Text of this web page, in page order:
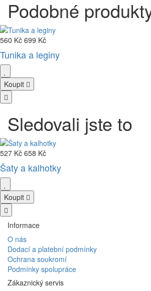
Podobné
560 Kč 699 Kč
Tunika a leginy
Koupit
Sledovali jste to
527 Kč 658 Kč
Šaty a kalhotky
Koupit
Informace
O nás
Dodací a platební podmínky
Ochrana soukromí
Podmínky spolupráce
Zákaznický servis